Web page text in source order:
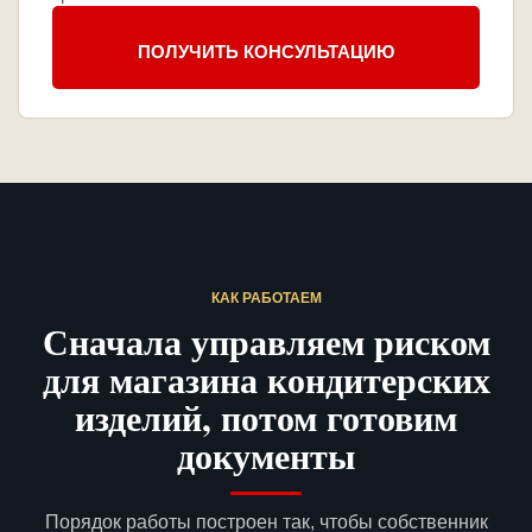
ПОЛУЧИТЬ КОНСУЛЬТАЦИЮ
КАК РАБОТАЕМ
Сначала управляем риском
для магазина кондитерских
изделий, потом готовим
документы
Порядок работы построен так, чтобы собственник